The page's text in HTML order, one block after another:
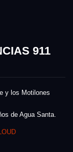
911
y los Motilones
de Agua Santa.